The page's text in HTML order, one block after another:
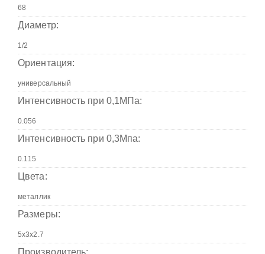
Диаметр:
Ориентация:
Интенсивность при 0,1МПа:
Интенсивность при 0,3Мпа:
Цвета:
Размеры:
Производитель: